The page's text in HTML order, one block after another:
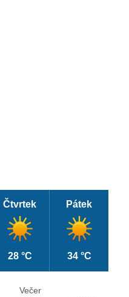
Čtvrtek
28 °C
Pátek
34 °C
Večer